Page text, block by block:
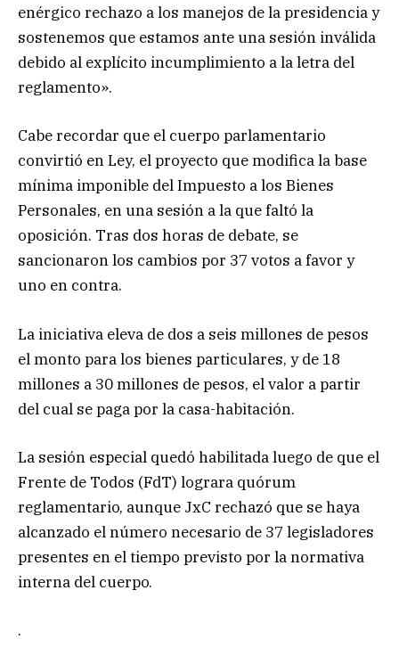
enérgico rechazo a los manejos de la presidencia y
sostenemos que estamos ante una sesión inválida
debido al explícito incumplimiento a la letra del
reglamento».
Cabe recordar que el cuerpo parlamentario
convirtió en Ley, el proyecto que modifica la base
mínima imponible del Impuesto a los Bienes
Personales, en una sesión a la que faltó la
oposición. Tras dos horas de debate, se
sancionaron los cambios por 37 votos a favor y
uno en contra.
La iniciativa eleva de dos a seis millones de pesos
el monto para los bienes particulares, y de 18
millones a 30 millones de pesos, el valor a partir
del cual se paga por la casa-habitación.
La sesión especial quedó habilitada luego de que el
Frente de Todos (FdT) lograra quórum
reglamentario, aunque JxC rechazó que se haya
alcanzado el número necesario de 37 legisladores
presentes en el tiempo previsto por la normativa
interna del cuerpo.
.